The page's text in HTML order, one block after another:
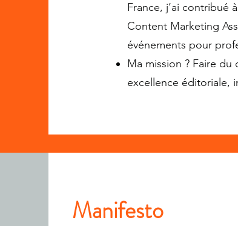
France, j’ai contribué
Content Marketing
événements pour
Ma mission ? Faire
excellence éditoriale,
Manifesto